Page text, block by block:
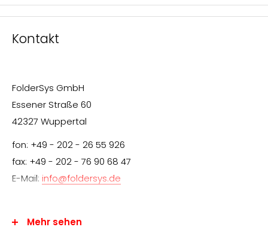
Kontakt
FolderSys GmbH
Essener Straße 60
42327 Wuppertal
fon: +49 - 202 - 26 55 926
fax: +49 - 202 - 76 90 68 47
E-Mail: info@foldersys.de
Mehr sehen